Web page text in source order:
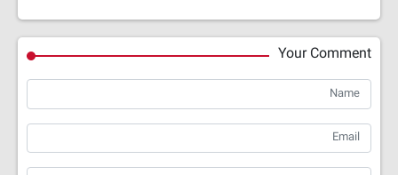
Your Comment